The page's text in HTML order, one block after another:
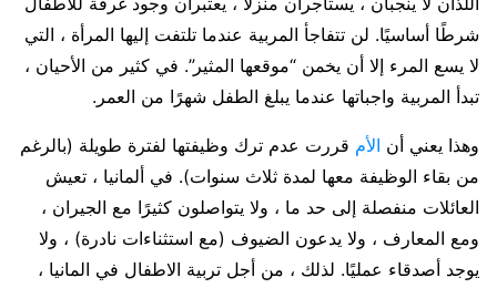
شرطًا أساسيًا. لن تتفاجأ المربية عندما تلتفت إليها المرأة ، التي
لا يسع المرء إلا أن يخمن “موقعها المثير”. في كثير من الأحيان ،
تبدأ المربية واجباتها عندما يبلغ الطفل شهرًا من العمر.
وهذا يعني أن الأم قررت عدم ترك وظيفتها لفترة طويلة (بالرغم
من بقاء الوظيفة معها لمدة ثلاث سنوات). في ألمانيا ، تعيش
العائلات منفصلة إلى حد ما ، ولا يتواصلون كثيرًا مع الجيران ،
ومع المعارف ، ولا يدعون الضيوف (مع استثناءات نادرة) ، ولا
يوجد أصدقاء عمليًا. لذلك ، من أجل تربية الاطفال في المانيا ،